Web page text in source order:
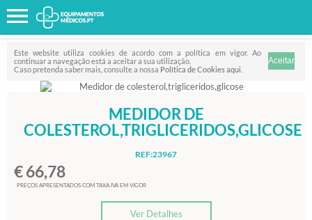
Este website utiliza cookies de acordo com a política em vigor. Ao
continuar a navegação está a aceitar a sua utilização.
Caso pretenda saber mais, consulte a nossa Política de Cookies aqui
MEDIDOR DE
COLESTEROL,TRIGLICERIDOS,GLICOSE
REF:23967
€ 66,78
PREÇOS APRESENTADOS COM TAXA IVA EM VIGOR
Ver Detalhes